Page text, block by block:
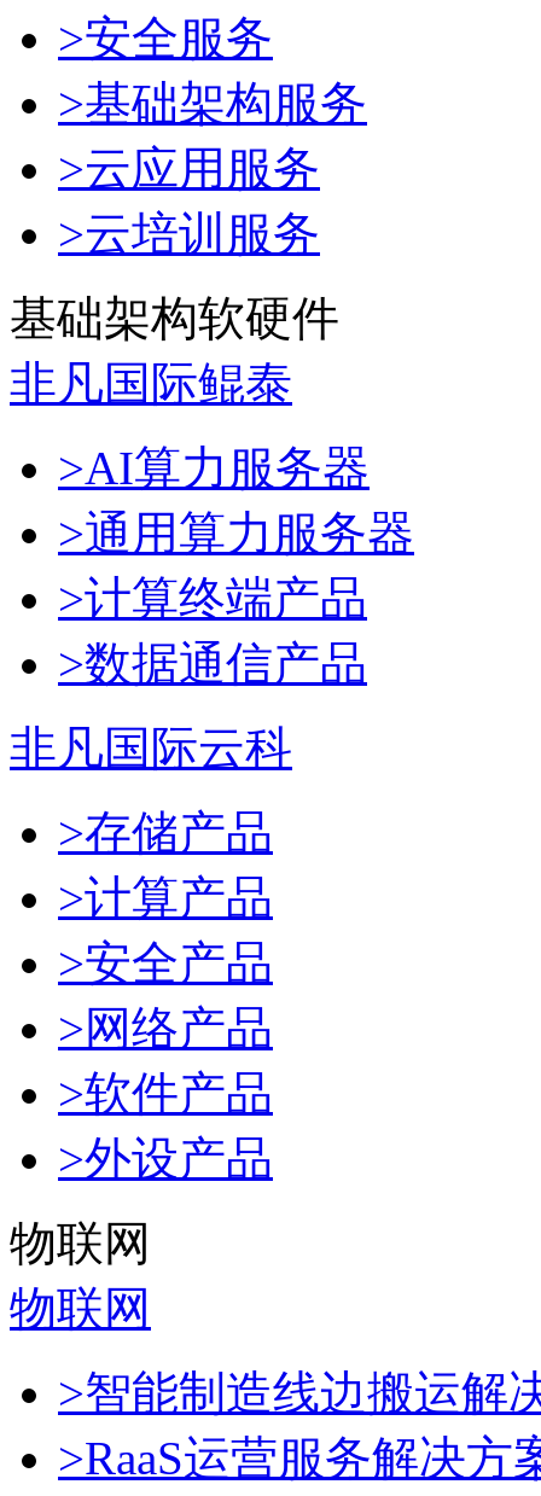
>安全服务
>基础架构服务
>云应用服务
>云培训服务
基础架构软硬件
非凡国际鲲泰
>AI算力服务器
>通用算力服务器
>计算终端产品
>数据通信产品
非凡国际云科
>存储产品
>计算产品
>安全产品
>网络产品
>软件产品
>外设产品
物联网
物联网
>智能制造线边搬运解
>RaaS运营服务解决方